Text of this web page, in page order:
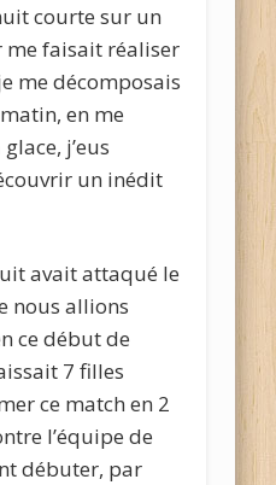
courte sur un
faisait réaliser
me décomposais
en me
j’eus
un inédit
avait attaqué le
nous allions
ce début de
7 filles
ce match en 2
l’équipe de
débuter, par